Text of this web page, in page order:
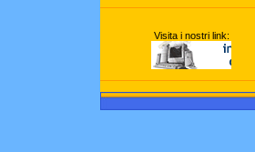
Visita i nostri link: